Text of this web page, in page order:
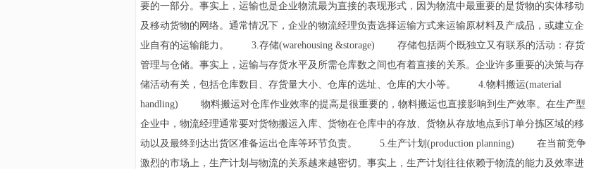
要的一部分。事实上，运输也是企业物流最为直接的表现形式，因为物流中最重要的是货物的实体移动
及移动货物的网络。通常情况下，企业的物流经理负责选择运输方式来运输原材料及产成品，或建立企
业自有的运输能力。 3.存储(warehousing &storage) 存储包括两个既独立又有联系的活动：存货
管理与仓储。事实上，运输与存货水平及所需仓库数之间也有着直接的关系。企业许多重要的决策与存
储活动有关，包括仓库数目、存货量大小、仓库的选址、仓库的大小等。 4.物料搬运(material
handling) 物料搬运对仓库作业效率的提高是很重要的，物料搬运也直接影响到生产效率。在生产型
企业中，物流经理通常要对货物搬运入库、货物在仓库中的存放、货物从存放地点到订单分拣区域的移
动以及最终到达出货区准备运出仓库等环节负责。 5.生产计划(production planning) 在当前竞争
激烈的市场上，生产计划与物流的关系越来越密切。事实上，生产计划往往依赖于物流的能力及效率进